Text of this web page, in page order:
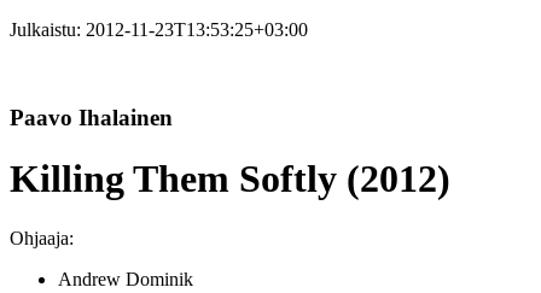
Julkaistu: 2012-11-23T13:53:25+03:00
Paavo Ihalainen
Killing Them Softly (2012)
Ohjaaja:
Andrew Dominik